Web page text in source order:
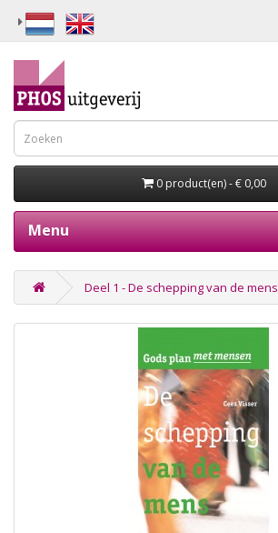
0 product(en) - € 0,00
Menu
Deel 1 - De schepping van de mens